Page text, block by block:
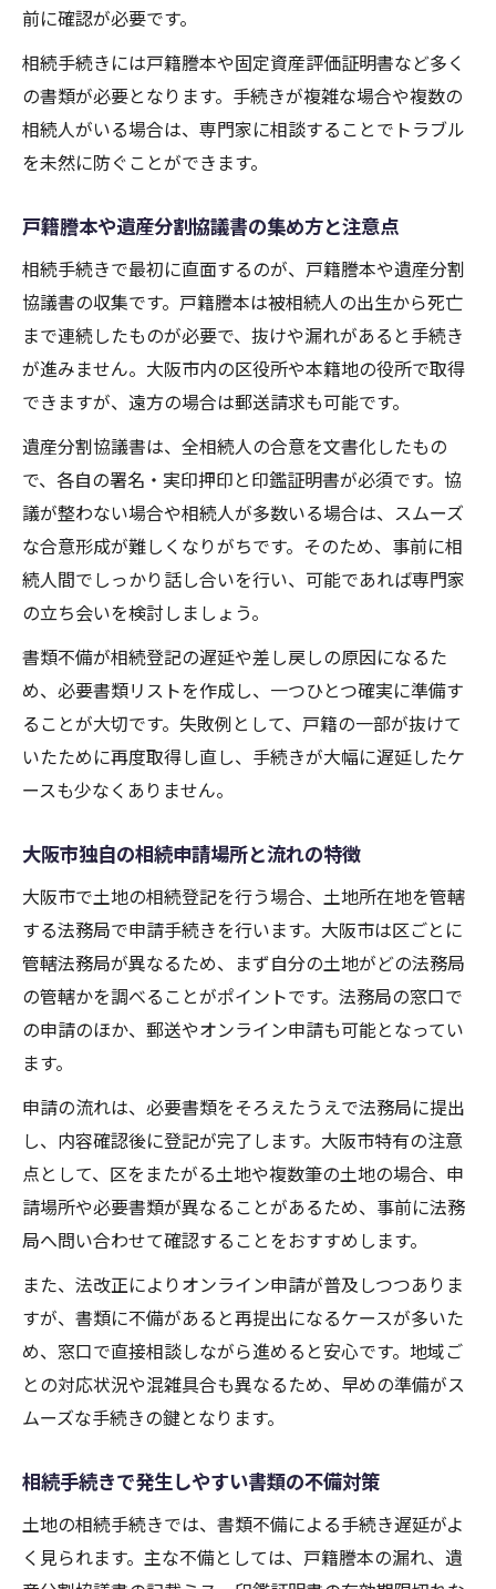
最新法改正に対応した土地相続の実践知識
令和6年法改正の相続登記義務化ポイント
相続登記義務化で必要となる手続きの流れ
土地相続に関する新しい罰則リスクを知る
法改正に伴う必要書類や手続き変更点
円滑な土地相続を目指す際の準備と注意点
相続に備えて収集すべき書類と整理方法
土地相続の事前準備で押さえるべきポイン
ト
相続手続きで発生しやすいミスと防止策
家族間での円滑な連携を図るための工夫
遺産分割協議が難航する場合の相続対策とは
相続人間の意見対立を解決する交渉術
遺産分割協議が不成立の場合の対応例
相続人申告登記を活用したトラブル回避
弁護士や司法書士による専門的サポート活
用
相続トラブルを未然に防ぐ事前対策の重要
性
大阪市の土地相続で活用したい専門家の知恵
弁護士や司法書士の選び方と相談の流れ
相続無料相談窓口の効果的な利用方法
口コミで評判の専門家活用ポイント
土地相続の複雑なケースでの専門支援例
前に確認が必要です。
相続手続きには戸籍謄本や固定資産評価証明書など多く
の書類が必要となります。手続きが複雑な場合や複数の
相続人がいる場合は、専門家に相談することでトラブル
を未然に防ぐことができます。
戸籍謄本や遺産分割協議書の集め方と注意点
相続手続きで最初に直面するのが、戸籍謄本や遺産分割
協議書の収集です。戸籍謄本は被相続人の出生から死亡
まで連続したものが必要で、抜けや漏れがあると手続き
が進みません。大阪市内の区役所や本籍地の役所で取得
できますが、遠方の場合は郵送請求も可能です。
遺産分割協議書は、全相続人の合意を文書化したもの
で、各自の署名・実印押印と印鑑証明書が必須です。協
議が整わない場合や相続人が多数いる場合は、スムーズ
な合意形成が難しくなりがちです。そのため、事前に相
続人間でしっかり話し合いを行い、可能であれば専門家
の立ち会いを検討しましょう。
書類不備が相続登記の遅延や差し戻しの原因になるた
め、必要書類リストを作成し、一つひとつ確実に準備す
ることが大切です。失敗例として、戸籍の一部が抜けて
いたために再度取得し直し、手続きが大幅に遅延したケ
ースも少なくありません。
大阪市独自の相続申請場所と流れの特徴
大阪市で土地の相続登記を行う場合、土地所在地を管轄
する法務局で申請手続きを行います。大阪市は区ごとに
管轄法務局が異なるため、まず自分の土地がどの法務局
の管轄かを調べることがポイントです。法務局の窓口で
の申請のほか、郵送やオンライン申請も可能となってい
ます。
申請の流れは、必要書類をそろえたうえで法務局に提出
し、内容確認後に登記が完了します。大阪市特有の注意
点として、区をまたがる土地や複数筆の土地の場合、申
請場所や必要書類が異なることがあるため、事前に法務
局へ問い合わせて確認することをおすすめします。
また、法改正によりオンライン申請が普及しつつありま
すが、書類に不備があると再提出になるケースが多いた
め、窓口で直接相談しながら進めると安心です。地域ご
との対応状況や混雑具合も異なるため、早めの準備がス
ムーズな手続きの鍵となります。
相続手続きで発生しやすい書類の不備対策
土地の相続手続きでは、書類不備による手続き遅延がよ
く見られます。主な不備としては、戸籍謄本の漏れ、遺